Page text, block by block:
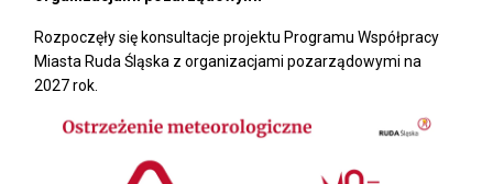
Rozpoczęły się konsultacje projektu Programu Współpracy
Miasta Ruda Śląska z organizacjami pozarządowymi na
2027 rok.